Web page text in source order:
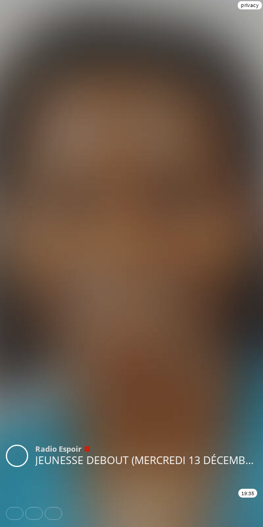
privacy
Radio Espoir
JEUNESSE DEBOUT (MERCREDI 13 DÉCEMBRE 2023)
19:35
Share